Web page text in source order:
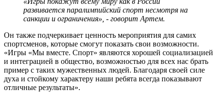
развивается паралимпийский спорт несмотря на
санкции и ограничения», - говорит Артем.
Он также подчеркивает ценность мероприятия для самих
спортсменов, которые смогут показать свои возможности.
«Игры «Мы вместе. Спорт» являются хорошей социализацией
и интеграцией в общество, возможностью для всех нас брать
пример с таких мужественных людей. Благодаря своей силе
духа и стойкому характеру наши ребята всегда показывают
отличные результаты».